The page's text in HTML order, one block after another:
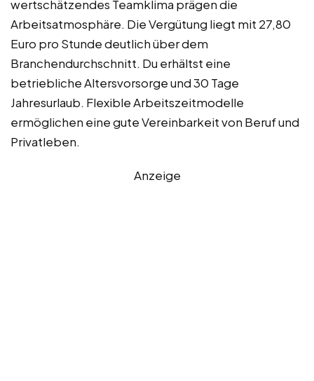
wertschätzendes Teamklima prägen die
Arbeitsatmosphäre. Die Vergütung liegt mit 27,80
Euro pro Stunde deutlich über dem
Branchendurchschnitt. Du erhältst eine
betriebliche Altersvorsorge und 30 Tage
Jahresurlaub. Flexible Arbeitszeitmodelle
ermöglichen eine gute Vereinbarkeit von Beruf und
Privatleben.
Anzeige